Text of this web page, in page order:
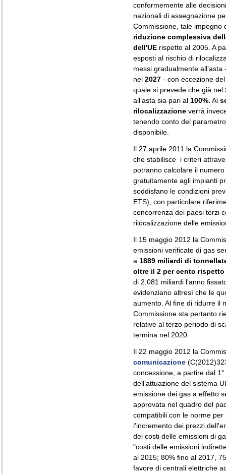
conformemente alle
nazionali di assegnazione
Commissione, tale impegno
riduzione complessiva
dell'UE rispetto al 2005. A
esposti al rischio di
messi gradualmente all’asta
nel 2027 - con eccezione
quale si prevede che già nel
all’asta sia pari al 100%. Ai
rilocalizzazione verrà
tenendo conto del
disponibile.
Il 27 aprile 2011 la
che stabilisce i criteri
potranno calcolare il
gratuitamente agli impianti
soddisfano le condizioni
ETS), con particolare
concorrenza dei paesi terzi
rilocalizzazione delle
Il 15 maggio 2012 la
emissioni verificate di gas
a 1889 miliardi di
oltre il 2 per cento rispetto
di 2,081 miliardi l'anno
evidenziano altresì che le
aumento. Al fine di ridurre il
Commissione sta pertanto
relative al terzo periodo di
termina nel 2020.
Il 22 maggio 2012 la
comunicazione
concessione, a partire dal
dell’attuazione del sistema
emissione dei gas a effetto
approvata nel quadro del
compatibili con le norme
l'incremento dei prezzi
dei costi delle emissioni di
"costi delle emissioni
al 2015; 80% fino al 2017,
favore di centrali elettriche